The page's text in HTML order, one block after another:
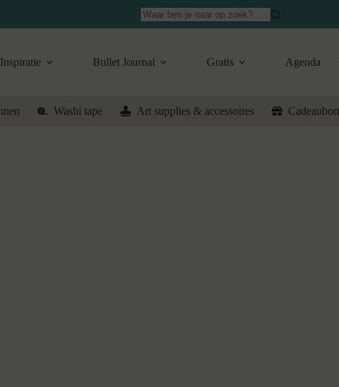
Geen
Inspiratie Bullet Journal Gratis Agenda
Washi tape Art supplies & accessoires Cadeaubon